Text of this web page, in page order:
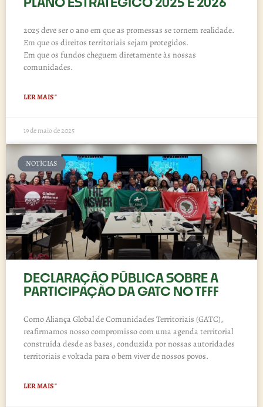
2025 deve ser o ano em que as promessas se tornem realidade.
Em que os direitos territoriais sejam protegidos.
Em que os fundos cheguem diretamente às nossas
comunidades.
LER MAIS "
19 de maio de 2025
NOTÍCIAS
DECLARAÇÃO PÚBLICA SOBRE A
PARTICIPAÇÃO DA GATC NO TFFF
Como Aliança Global de Comunidades Territoriais (GATC),
reafirmamos nosso compromisso com uma agenda territorial
construída desde as bases, conduzida por nossas autoridades
territoriais e voltada para o bem viver de nossos povos.
LER MAIS "